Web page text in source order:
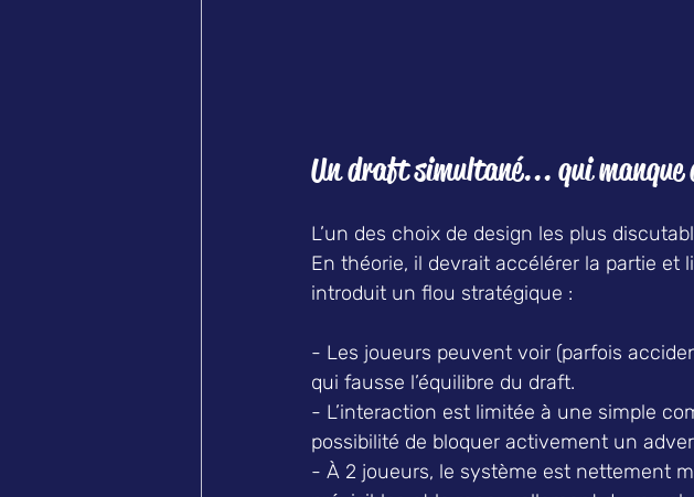
Un draft simultané... qui
L’un des choix de design les plus
En théorie, il devrait accélérer la partie et
introduit un flou stratégique :
- Les joueurs peuvent voir (parfois
qui fausse l’équilibre du draft.
- L’interaction est limitée à une simple
possibilité de bloquer activement un
- À 2 joueurs, le système est nettement